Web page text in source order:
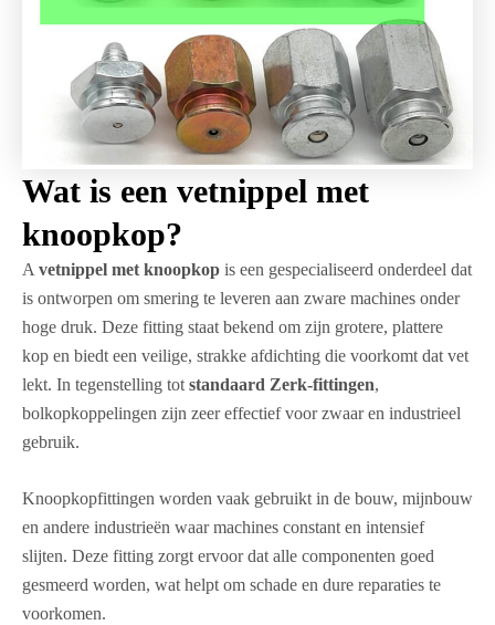
Wat is een vetnippel met
knoopkop?
A vetnippel met knoopkop is een gespecialiseerd onderdeel dat
is ontworpen om smering te leveren aan zware machines onder
hoge druk. Deze fitting staat bekend om zijn grotere, plattere
kop en biedt een veilige, strakke afdichting die voorkomt dat vet
lekt. In tegenstelling tot standaard Zerk-fittingen,
bolkopkoppelingen zijn zeer effectief voor zwaar en industrieel
gebruik.
Knoopkopfittingen worden vaak gebruikt in de bouw, mijnbouw
en andere industrieën waar machines constant en intensief
slijten. Deze fitting zorgt ervoor dat alle componenten goed
gesmeerd worden, wat helpt om schade en dure reparaties te
voorkomen.